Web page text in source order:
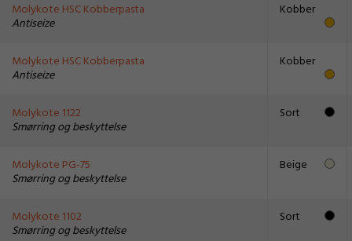
Molykote HSC Kobberpasta
Antiseize
Kobber
Molykote HSC Kobberpasta
Antiseize
Kobber
Molykote 1122
Smørring og beskyttelse
Sort
Molykote PG-75
Smørring og beskyttelse
Beige
Molykote 1102
Smørring og beskyttelse
Sort